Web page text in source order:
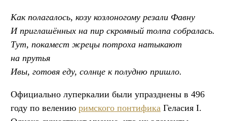
Как полагалось, козу козлоногому резали Фавну
И приглашённых на пир скромный толпа собралась.
Тут, покамест жрецы потроха натыкают
на прутья
Ивы, готовя еду, солнце к полудню пришло.
Официально луперкалии были упразднены в 496
году по велению римского понтифика Геласия I.